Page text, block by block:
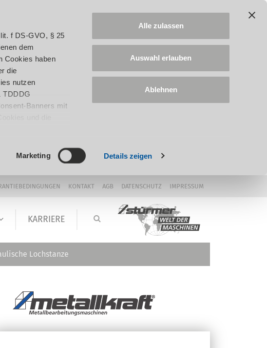
f DS-GVO, § 25
dem
Cookies haben
die
nutzen
TDDDG
Banners mit
Marketing Details zeigen
Alle zulassen
Auswahl erlauben
Ablehnen
KONTAKT AGB DATENSCHUTZ IMPRESSUM
KARRIERE
Lochstanze